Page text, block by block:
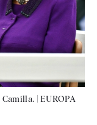
Camilla. |EUROPA